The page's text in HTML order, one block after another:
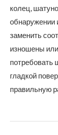
колец,
обнаружении
заменить
изношены
потребовать
гладкой
правильную